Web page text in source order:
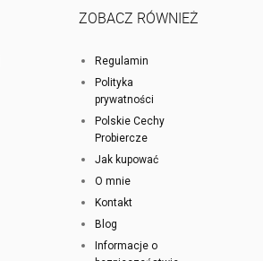
ZOBACZ RÓWNIEŻ
Regulamin
Polityka
prywatności
Polskie Cechy
Probiercze
Jak kupować
O mnie
Kontakt
Blog
Informacje o